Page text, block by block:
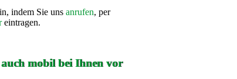
indem Sie uns anrufen, per
eintragen.
mobil bei Ihnen vor